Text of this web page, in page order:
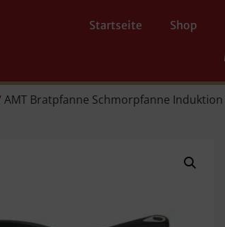
Startseite Shop
AMT Bratpfanne Schmorpfanne